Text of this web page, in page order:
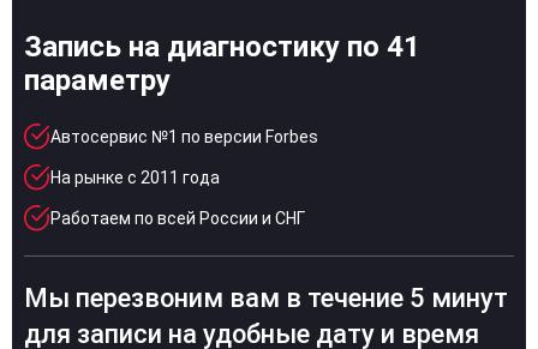
Запись на диагностику по 41
параметру
Автосервис №1 по версии Forbes
На рынке с 2011 года
Работаем по всей России и СНГ
Мы перезвоним вам в течение 5 минут
для записи на удобные дату и время